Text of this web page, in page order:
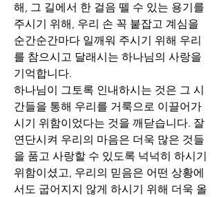
해, 그 길에서 한 걸음 뗄 수 있는 용기를
주시기 위해, 우리 손 꼭 붙잡고 계심을
순간순간마다 일깨워 주시기 위해 우리
를 참으시고 달래시는 하나님의 사랑을
기억합니다.
하나님이 그토록 인내하시는 것은 그 시
간들을 통해 우리를 거룩으로 이끌어가
시기 위함이었다는 것을 깨닫습니다. 잘
연단시켜 우리의 마음은 더욱 많은 것들
을 품고 사랑할 수 있도록 넉넉히 하시기
위함이셨고, 우리의 믿음은 어떤 상황에
서도 굽어지지 않게 하시기 위해 더욱 올